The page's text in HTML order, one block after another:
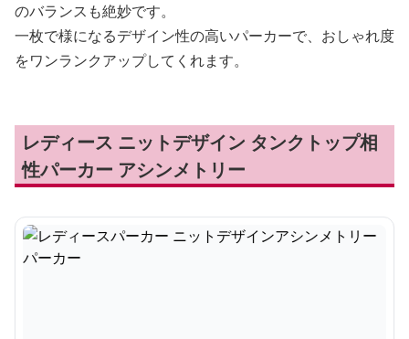
のバランスも絶妙です。
一枚で様になるデザイン性の高いパーカーで、おしゃれ度
をワンランクアップしてくれます。
レディース ニットデザイン タンクトップ相
性パーカー アシンメトリー